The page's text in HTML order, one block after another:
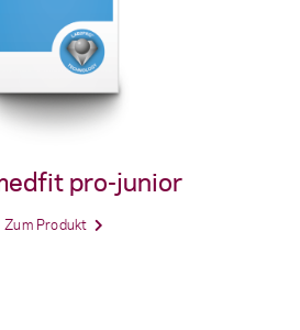
pro-junior
Zum Produkt